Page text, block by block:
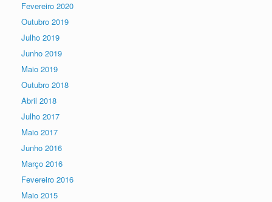
Fevereiro 2020
Outubro 2019
Julho 2019
Junho 2019
Maio 2019
Outubro 2018
Abril 2018
Julho 2017
Maio 2017
Junho 2016
Março 2016
Fevereiro 2016
Maio 2015